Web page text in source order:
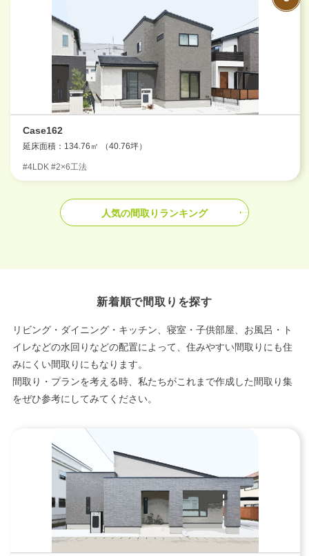
Case162
延床面積：134.76㎡ （40.76坪）
#4LDK #2×6工法
人気の間取りランキング
新着順で間取りを探す
リビング・ダイニング・キッチン、寝室・子供部屋、お風呂・ト
イレなどの水回りなどの配置によって、住みやすい間取りにも住
みにくい間取りにもなります。
間取り・プランを考える時、私たちがこれまで作成した間取り集
をぜひ参考にしてみてください。